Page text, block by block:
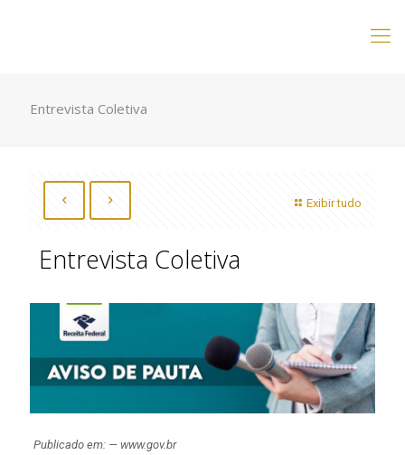
Entrevista Coletiva
Exibir tudo
Entrevista Coletiva
Publicado em: — www.gov.br